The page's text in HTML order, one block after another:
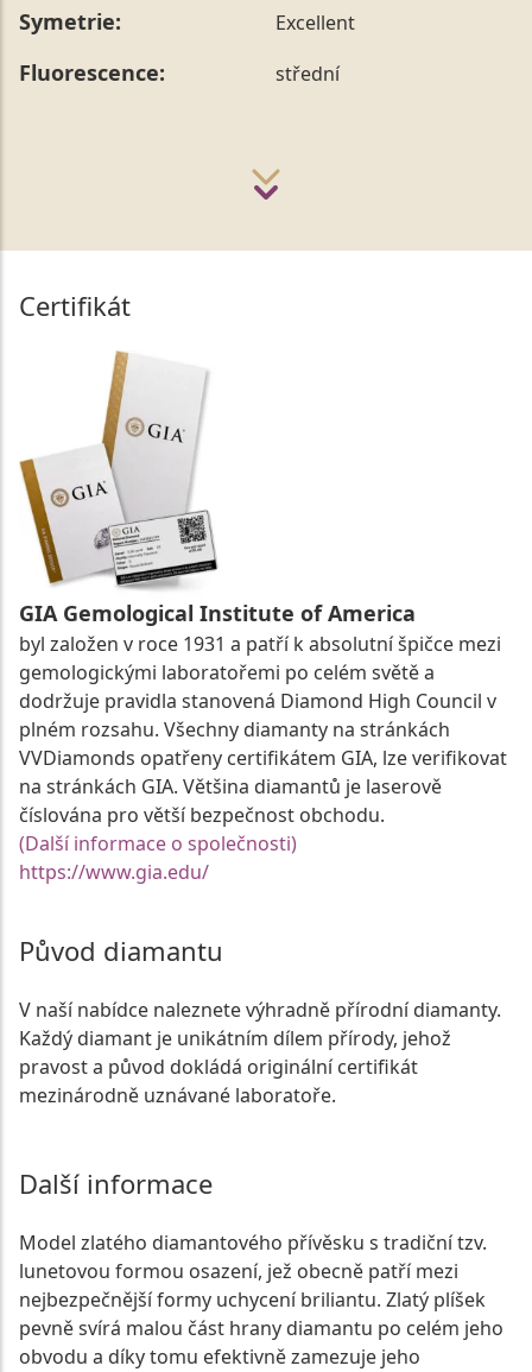
Symetrie: Excellent
Fluorescence: střední
Certifikát
GIA Gemological Institute of America
byl založen v roce 1931 a patří k absolutní špičce mezi
gemologickými laboratořemi po celém světě a
dodržuje pravidla stanovená Diamond High Council v
plném rozsahu. Všechny diamanty na stránkách
VVDiamonds opatřeny certifikátem GIA, lze verifikovat
na stránkách GIA. Většina diamantů je laserově
číslována pro větší bezpečnost obchodu.
(Další informace o společnosti)
https://www.gia.edu/
Původ diamantu
V naší nabídce naleznete výhradně přírodní diamanty.
Každý diamant je unikátním dílem přírody, jehož
pravost a původ dokládá originální certifikát
mezinárodně uznávané laboratoře.
Další informace
Model zlatého diamantového přívěsku s tradiční tzv.
lunetovou formou osazení, jež obecně patří mezi
nejbezpečnější formy uchycení briliantu. Zlatý plíšek
pevně svírá malou část hrany diamantu po celém jeho
obvodu a díky tomu efektivně zamezuje jeho